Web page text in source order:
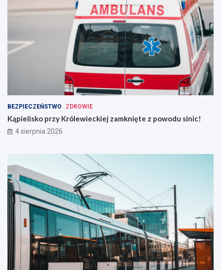
BEZPIECZEŃSTWO ZDROWIE
Kąpielisko przy Królewieckiej zamknięte z powodu sinic!
4 sierpnia 2026